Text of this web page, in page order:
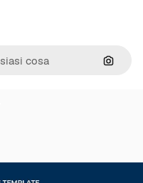
Cerca